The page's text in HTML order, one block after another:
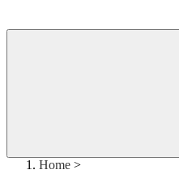
Home >